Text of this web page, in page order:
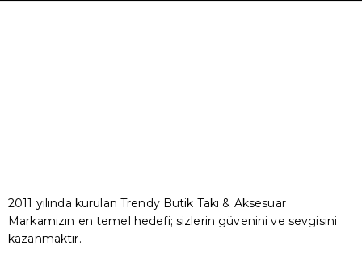
2011 yılında kurulan Trendy Butik Takı & Aksesuar
Markamızın en temel hedefi; sizlerin güvenini ve sevgisini
kazanmaktır.